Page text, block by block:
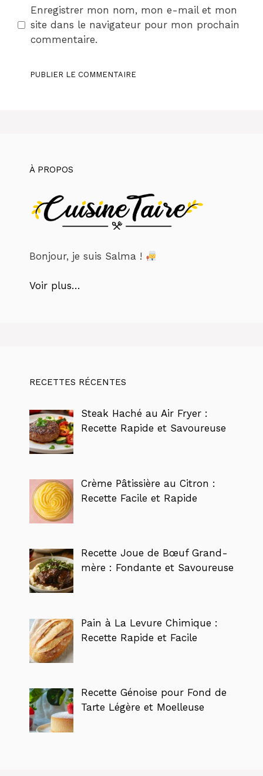
Enregistrer mon nom, mon e-mail et mon
site dans le navigateur pour mon prochain
commentaire.
À PROPOS
Bonjour, je suis Salma !
Voir plus…
RECETTES RÉCENTES
Steak Haché au Air Fryer :
Recette Rapide et Savoureuse
Crème Pâtissière au Citron :
Recette Facile et Rapide
Recette Joue de Bœuf Grand-
mère : Fondante et Savoureuse
Pain à La Levure Chimique :
Recette Rapide et Facile
Recette Génoise pour Fond de
Tarte Légère et Moelleuse